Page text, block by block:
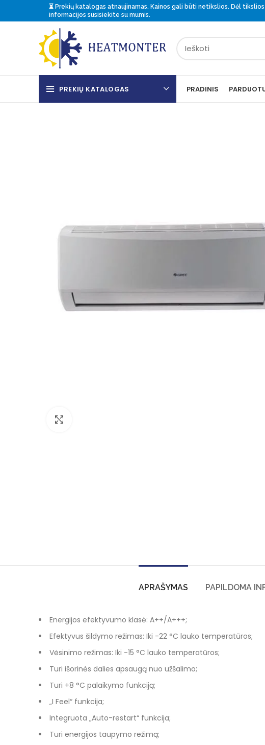
⏳ Prekių katalogas atnaujinamas. Kainos gali būti netikslios. Dėl tikslios
informacijos susisiekite su mumis.
PREKIŲ KATALOGAS PRADINIS
APRAŠYMAS PAPILDOMA
Energijos efektyvumo klasė: A++/A+++;
Efektyvus šildymo režimas: Iki -22 °C lauko temperatūros;
Vėsinimo režimas: Iki -15 °C lauko temperatūros;
Turi išorinės dalies apsaugą nuo užšalimo;
Turi +8 °C palaikymo funkciją;
„I Feel“ funkcija;
Integruota „Auto-restart“ funkcija;
Turi energijos taupymo režimą;